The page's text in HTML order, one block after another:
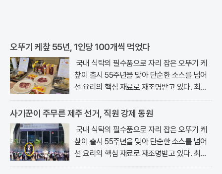
오뚜기 케챂 55년, 1인당 100개씩 먹었다
국내 식탁의 필수품으로 자리 잡은 오뚜기 케
챂이 출시 55주년을 맞아 단순한 소스를 넘어
선 요리의 핵심 재료로 재조명받고 있다. 최근
서울 강남구 논현동에 위치한 오키친..
사기꾼이 주무른 제주 선거, 직원 강제 동원
국내 식탁의 필수품으로 자리 잡은 오뚜기 케
챂이 출시 55주년을 맞아 단순한 소스를 넘어
선 요리의 핵심 재료로 재조명받고 있다. 최근
서울 강남구 논현동에 위치한 오키친..